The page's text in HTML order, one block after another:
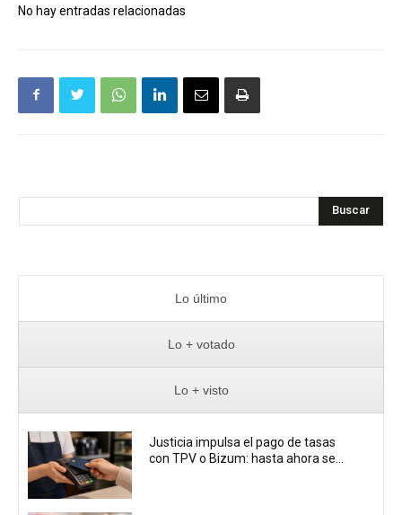
No hay entradas relacionadas
Buscar
Lo último
Lo + votado
Lo + visto
Justicia impulsa el pago de tasas
con TPV o Bizum: hasta ahora se...